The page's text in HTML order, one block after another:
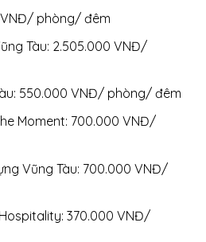
VNĐ/ phòng/ đêm
Tàu: 2.505.000 VNĐ/
550.000 VNĐ/ phòng/ đêm
Moment: 700.000 VNĐ/
Vũng Tàu: 700.000 VNĐ/
370.000 VNĐ/